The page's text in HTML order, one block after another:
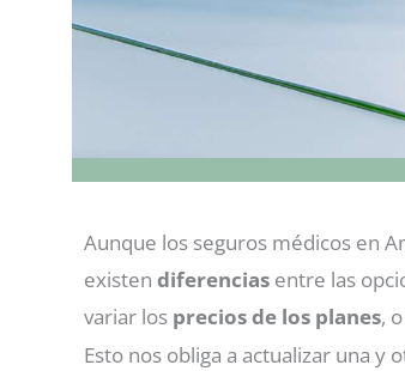
Aunque los seguros médicos en
existen diferencias entre las
variar los precios de los planes,
Esto nos obliga a actualizar una y